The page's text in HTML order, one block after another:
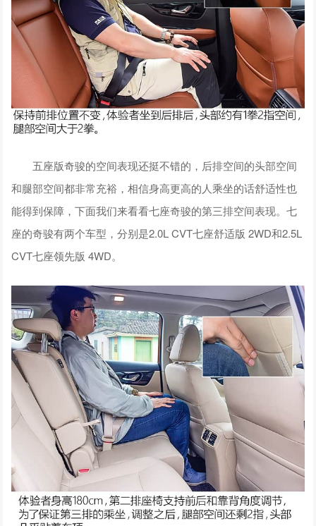
五座版奇骏的空间表现还挺不错的，后排空间的头部空间
和腿部空间都非常充裕，相信身高更高的人乘坐的话舒适性也
能得到保障，下面我们来看看七座奇骏的第三排空间表现。七
座的奇骏有两个车型，分别是2.0L CVT七座舒适版 2WD和2.5L
CVT七座领先版 4WD。